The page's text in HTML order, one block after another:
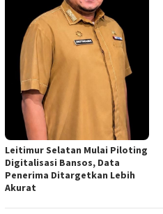
Leitimur Selatan Mulai Piloting
Digitalisasi Bansos, Data
Penerima Ditargetkan Lebih
Akurat